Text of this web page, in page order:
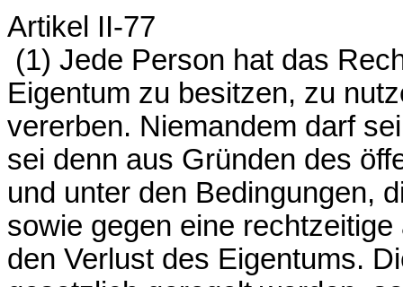
Artikel II-77
(1) Jede Person hat das
Eigentum zu besitzen, zu
vererben. Niemandem darf
sei denn aus Gründen des
und unter den Bedingungen,
sowie gegen eine
den Verlust des Eigentums.